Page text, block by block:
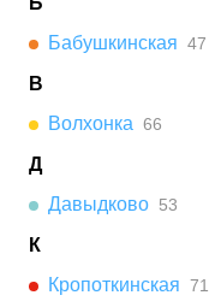
Бабушкинская 47
В
Волхонка 66
Д
Давыдково 53
К
Кропоткинская 71